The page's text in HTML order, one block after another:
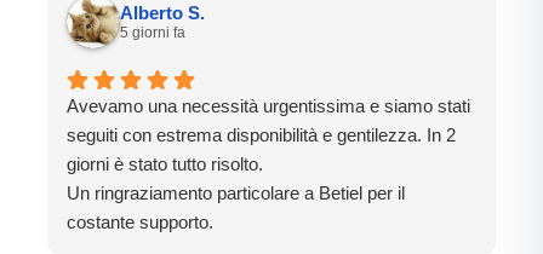
Alberto S.
5 giorni fa
Avevamo una necessità urgentissima e siamo stati
seguiti con estrema disponibilità e gentilezza. In 2
giorni è stato tutto risolto.
Un ringraziamento particolare a Betiel per il
costante supporto.